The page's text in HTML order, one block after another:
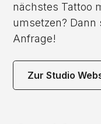
nächstes Tattoo
umsetzen? Dann
Anfrage!
Zur Studio